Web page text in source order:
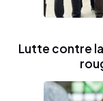
Lutte contre